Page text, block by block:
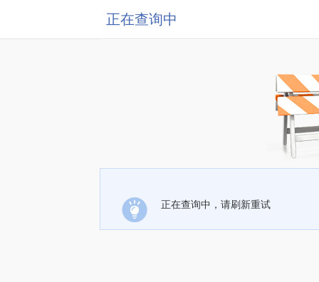
正在查询中
正在查询中，请刷新重试